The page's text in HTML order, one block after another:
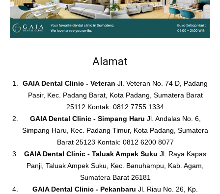
Alamat
GAIA Dental Clinic - Veteran Jl. Veteran No. 74 D, Padang
Pasir, Kec. Padang Barat, Kota Padang, Sumatera Barat
25112 Kontak: 0812 7755 1334
GAIA Dental Clinic - Simpang Haru Jl. Andalas No. 6,
Simpang Haru, Kec. Padang Timur, Kota Padang, Sumatera
Barat 25123 Kontak: 0812 6200 8077
GAIA Dental Clinic - Taluak Ampek Suku Jl. Raya Kapas
Panji, Taluak Ampek Suku, Kec. Banuhampu, Kab. Agam,
Sumatera Barat 26181
GAIA Dental Clinic - Pekanbaru Jl. Riau No. 26, Kp.